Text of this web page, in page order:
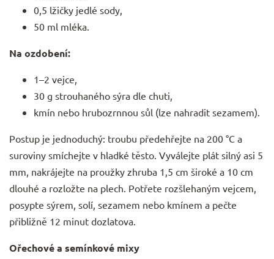
0,5 lžičky jedlé sody,
50 ml mléka.
Na ozdobení:
1–2 vejce,
30 g strouhaného sýra dle chuti,
kmín nebo hrubozrnnou sůl (lze nahradit sezamem).
Postup je jednoduchý: troubu předehřejte na 200 °C a
suroviny smíchejte v hladké těsto. Vyválejte plát silný asi 5
mm, nakrájejte na proužky zhruba 1,5 cm široké a 10 cm
dlouhé a rozložte na plech. Potřete rozšlehaným vejcem,
posypte sýrem, solí, sezamem nebo kmínem a pečte
přibližně 12 minut dozlatova.
Ořechové a semínkové mixy